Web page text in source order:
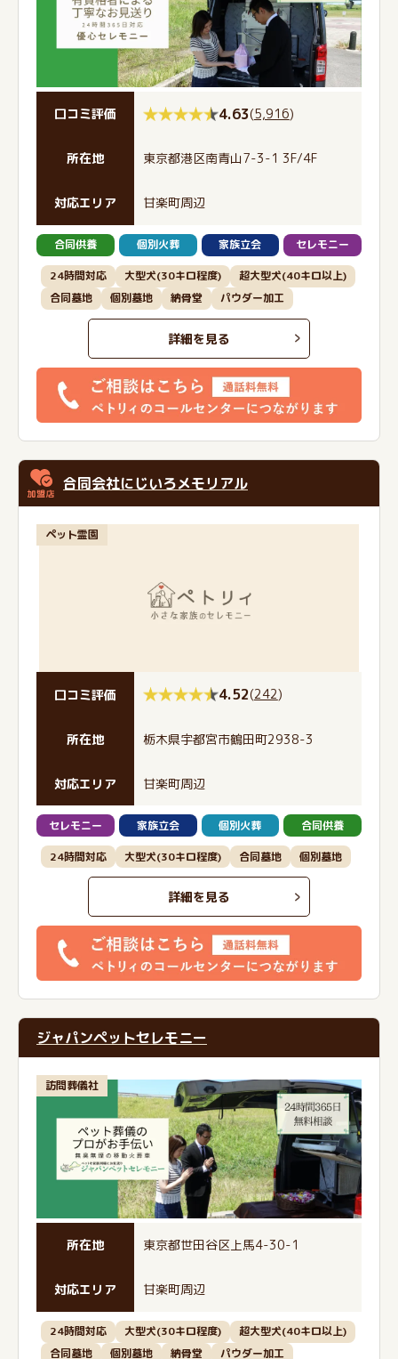
口コミ評価 4.63(5,916)
所在地 東京都港区南青山7-3-1 3F/4F
対応エリア 甘楽町周辺
合同供養 個別火葬 家族立会 セレモニー
24時間対応 大型犬(30キロ程度)
超大型犬(40キロ以上)
合同墓地
個別墓地 納骨堂 パウダー加工
詳細を見る
合同会社にじいろメモリアル
ペット霊園
口コミ評価 4.52(242)
所在地 栃木県宇都宮市鶴田町2938-3
対応エリア 甘楽町周辺
セレモニー 家族立会 個別火葬 合同供養
24時間対応 大型犬(30キロ程度) 合同墓地 個別墓地
詳細を見る
ジャパンペットセレモニー
訪問葬儀社
所在地 東京都世田谷区上馬4-30-1
対応エリア 甘楽町周辺
24時間対応 大型犬(30キロ程度)
超大型犬(40キロ以上)
合同墓地
個別墓地 納骨堂 パウダー加工